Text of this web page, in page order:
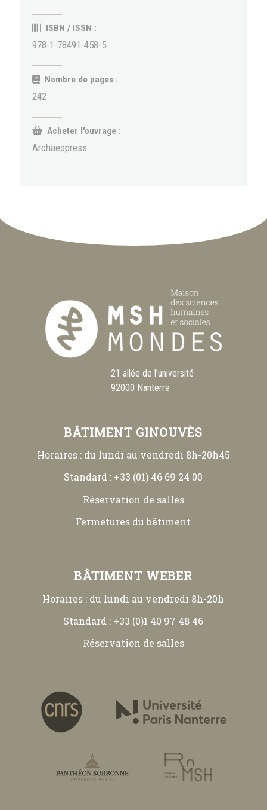
ISBN / ISSN :
978-1-78491-458-5
Nombre de pages :
242
Acheter l'ouvrage :
Archaeopress
21 allée de l’université
92000 Nanterre
BÂTIMENT GINOUVÈS
Horaires : du lundi au vendredi 8h-20h45
Standard : +33 (01) 46 69 24 00
Réservation de salles
Fermetures du bâtiment
BÂTIMENT WEBER
Horaires : du lundi au vendredi 8h-20h
Standard : +33 (0)1 40 97 48 46
Réservation de salles